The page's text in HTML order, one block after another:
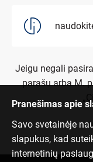
Jeigu negali
parašu arba M.
Pranešimas apie
Savo svetainėje
slapukus, kad
internetinių